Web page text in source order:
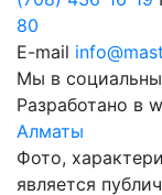
80
E-mail
Мы в
Разработано в
Алматы
Фото,
является